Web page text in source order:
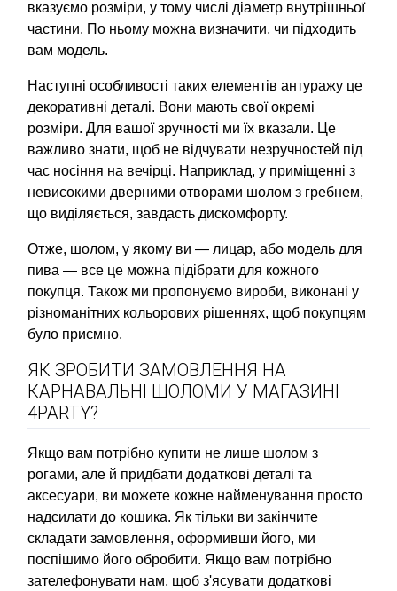
вказуємо розміри, у тому числі діаметр внутрішньої
частини. По ньому можна визначити, чи підходить
вам модель.
Наступні особливості таких елементів антуражу це
декоративні деталі. Вони мають свої окремі
розміри. Для вашої зручності ми їх вказали. Це
важливо знати, щоб не відчувати незручностей під
час носіння на вечірці. Наприклад, у приміщенні з
невисокими дверними отворами шолом з гребнем,
що виділяється, завдасть дискомфорту.
Отже, шолом, у якому ви — лицар, або модель для
пива — все це можна підібрати для кожного
покупця. Також ми пропонуємо вироби, виконані у
різноманітних кольорових рішеннях, щоб покупцям
було приємно.
ЯК ЗРОБИТИ ЗАМОВЛЕННЯ НА
КАРНАВАЛЬНІ ШОЛОМИ У МАГАЗИНІ
4PARTY?
Якщо вам потрібно купити не лише шолом з
рогами, але й придбати додаткові деталі та
аксесуари, ви можете кожне найменування просто
надсилати до кошика. Як тільки ви закінчите
складати замовлення, оформивши його, ми
поспішимо його обробити. Якщо вам потрібно
зателефонувати нам, щоб з'ясувати додаткові